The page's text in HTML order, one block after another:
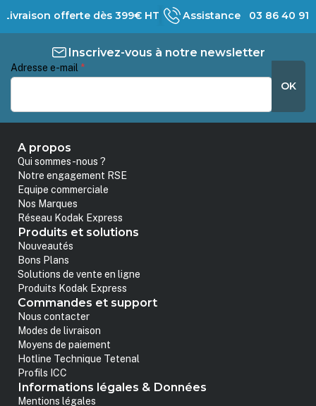
Livraison offerte dès 399€ HT Assistance 03 86 40 91
Inscrivez-vous à notre newsletter
Adresse e-mail *
OK
A propos
Qui sommes-nous ?
Notre engagement RSE
Equipe commerciale
Nos Marques
Réseau Kodak Express
Produits et solutions
Nouveautés
Bons Plans
Solutions de vente en ligne
Produits Kodak Express
Commandes et support
Nous contacter
Modes de livraison
Moyens de paiement
Hotline Technique Tetenal
Profils ICC
Informations légales & Données
Mentions légales